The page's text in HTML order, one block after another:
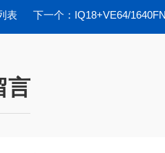
表 下一个： IQ18+VE64/1640FNP天津厂家
言